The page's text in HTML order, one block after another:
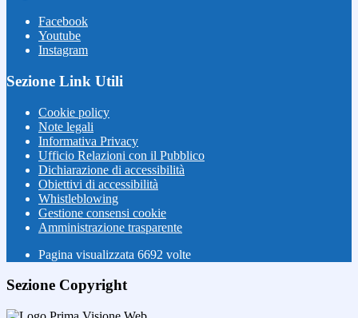
Facebook
Youtube
Instagram
Sezione Link Utili
Cookie policy
Note legali
Informativa Privacy
Ufficio Relazioni con il Pubblico
Dichiarazione di accessibilità
Obiettivi di accessibilità
Whistleblowing
Gestione consensi cookie
Amministrazione trasparente
Pagina visualizzata 6692 volte
Sezione Copyright